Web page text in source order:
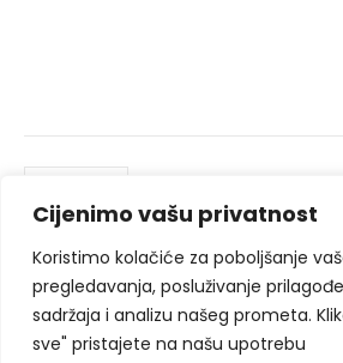
Cijenimo vašu privatnost
Koristimo kolačiće za poboljšanje
pregledavanja, posluživanje
sadržaja i analizu našeg prometa.
sve" pristajete na našu upotrebu
© 2024 Ippon Shop BiH Sva
Web Design "CanaC.ba